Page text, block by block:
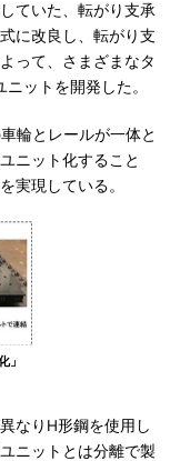
ていた、転がり支承
に改良し、転がり支
って、さまざまなタ
ットを開発した。
輪とレールが一体と
ニット化すること
実現している。
」
なりH形鋼を使用し
ニットとは分離で製